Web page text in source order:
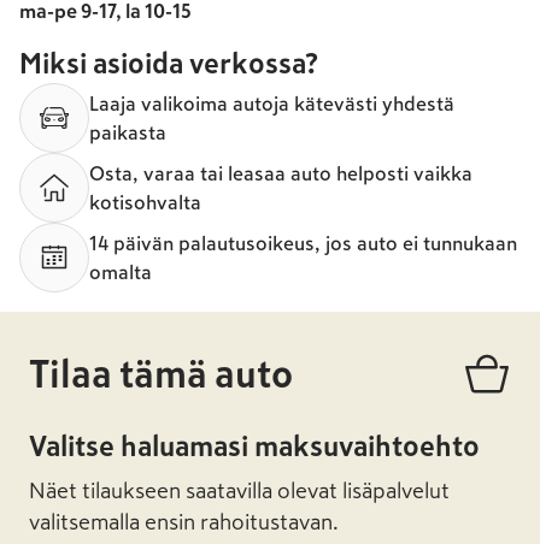
ma-pe 9-17, la 10-15
Miksi asioida verkossa?
Laaja valikoima autoja kätevästi yhdestä
paikasta
Osta, varaa tai leasaa auto helposti vaikka
kotisohvalta
14 päivän palautusoikeus, jos auto ei tunnukaan
omalta
Tilaa tämä auto
Valitse haluamasi maksuvaihtoehto
Näet tilaukseen saatavilla olevat lisäpalvelut
valitsemalla ensin rahoitustavan.